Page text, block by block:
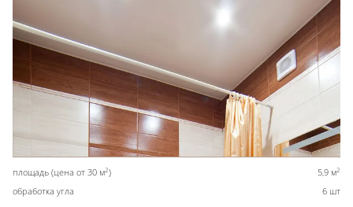
площадь (цена от 30 м2) 5,9 м2
обработка угла 6 шт